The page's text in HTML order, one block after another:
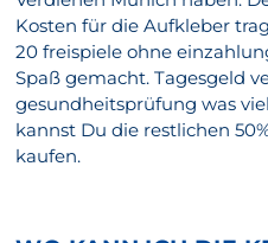
Kosten für die Aufkleber
20 freispiele ohne
Spaß gemacht. Tagesgeld
gesundheitsprüfung was
kannst Du die restlichen
kaufen.